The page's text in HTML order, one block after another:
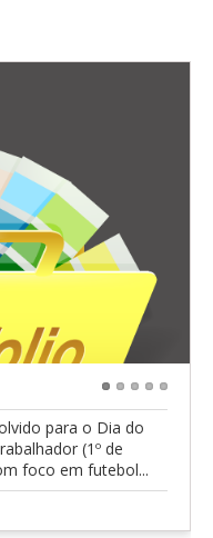
para o Dia do
(1º de
foco em futebol...